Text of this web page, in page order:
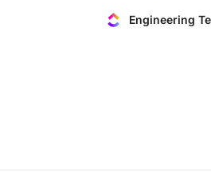
Engineering